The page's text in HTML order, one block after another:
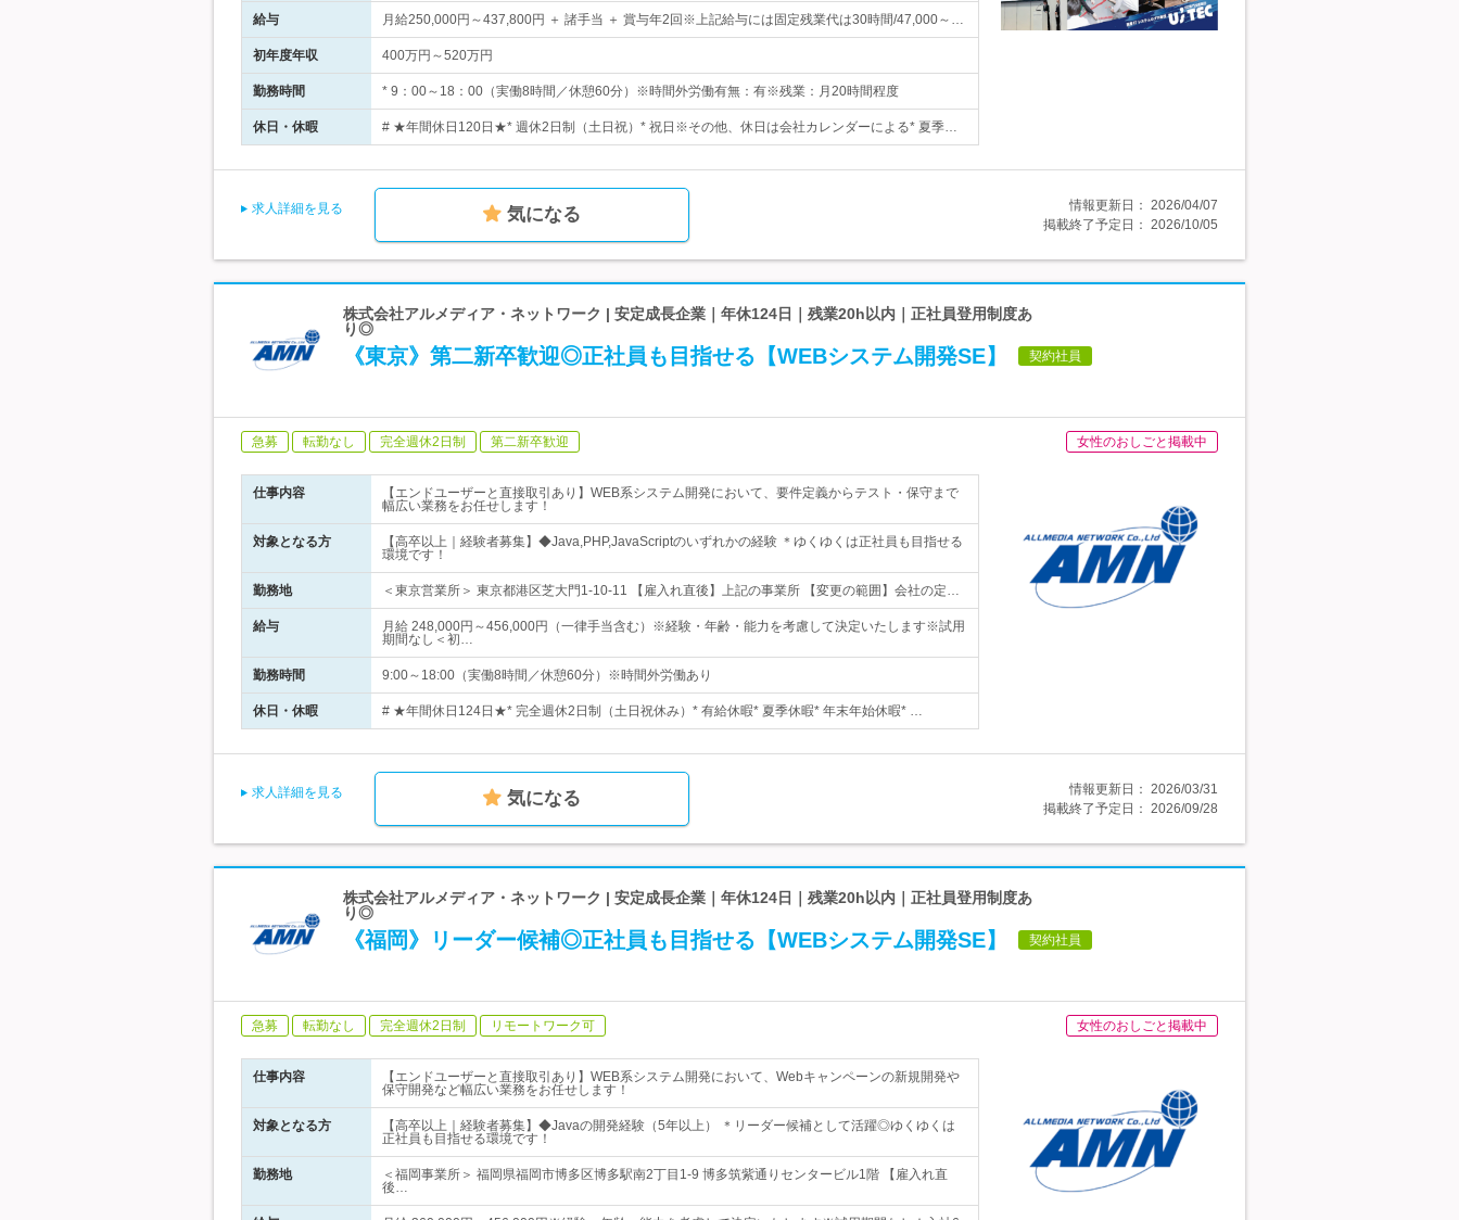
給与 月給250,000円～437,800円 ＋ 諸手当 ＋ 賞与年2回※上記給与には固定残業代は30時間/47,000～…
初年度年収 400万円～520万円
勤務時間 * 9：00～18：00（実働8時間／休憩60分）※時間外労働有無：有※残業：月20時間程度
休日・休暇 # ★年間休日120日★* 週休2日制（土日祝）* 祝日※その他、休日は会社カレンダーによる* 夏季…
求人詳細を見る 気になる 情報更新日： 2026/04/07
掲載終了予定日： 2026/10/05
株式会社アルメディア・ネットワーク | 安定成長企業｜年休124日｜残業20h以内｜正社員登用制度あ
り◎
《東京》第二新卒歓迎◎正社員も目指せる【WEBシステム開発SE】 契約社員
急募 転勤なし 完全週休2日制 第二新卒歓迎 女性のおしごと掲載中
仕事内容
【エンドユーザーと直接取引あり】WEB系システム開発において、要件定義からテスト・保守まで
幅広い業務をお任せします！
対象となる方
【高卒以上｜経験者募集】◆Java,PHP,JavaScriptのいずれかの経験 ＊ゆくゆくは正社員も目指せる
環境です！
勤務地 ＜東京営業所＞ 東京都港区芝大門1-10-11 【雇入れ直後】上記の事業所 【変更の範囲】会社の定…
給与
月給 248,000円～456,000円（一律手当含む）※経験・年齢・能力を考慮して決定いたします※試用
期間なし＜初…
勤務時間 9:00～18:00（実働8時間／休憩60分）※時間外労働あり
休日・休暇 # ★年間休日124日★* 完全週休2日制（土日祝休み）* 有給休暇* 夏季休暇* 年末年始休暇* …
求人詳細を見る 気になる 情報更新日： 2026/03/31
掲載終了予定日： 2026/09/28
株式会社アルメディア・ネットワーク | 安定成長企業｜年休124日｜残業20h以内｜正社員登用制度あ
り◎
《福岡》リーダー候補◎正社員も目指せる【WEBシステム開発SE】 契約社員
急募 転勤なし 完全週休2日制 リモートワーク可 女性のおしごと掲載中
仕事内容
【エンドユーザーと直接取引あり】WEB系システム開発において、Webキャンペーンの新規開発や
保守開発など幅広い業務をお任せします！
対象となる方
【高卒以上｜経験者募集】◆Javaの開発経験（5年以上） ＊リーダー候補として活躍◎ゆくゆくは
正社員も目指せる環境です！
勤務地
＜福岡事業所＞ 福岡県福岡市博多区博多駅南2丁目1-9 博多筑紫通りセンタービル1階 【雇入れ直
後…